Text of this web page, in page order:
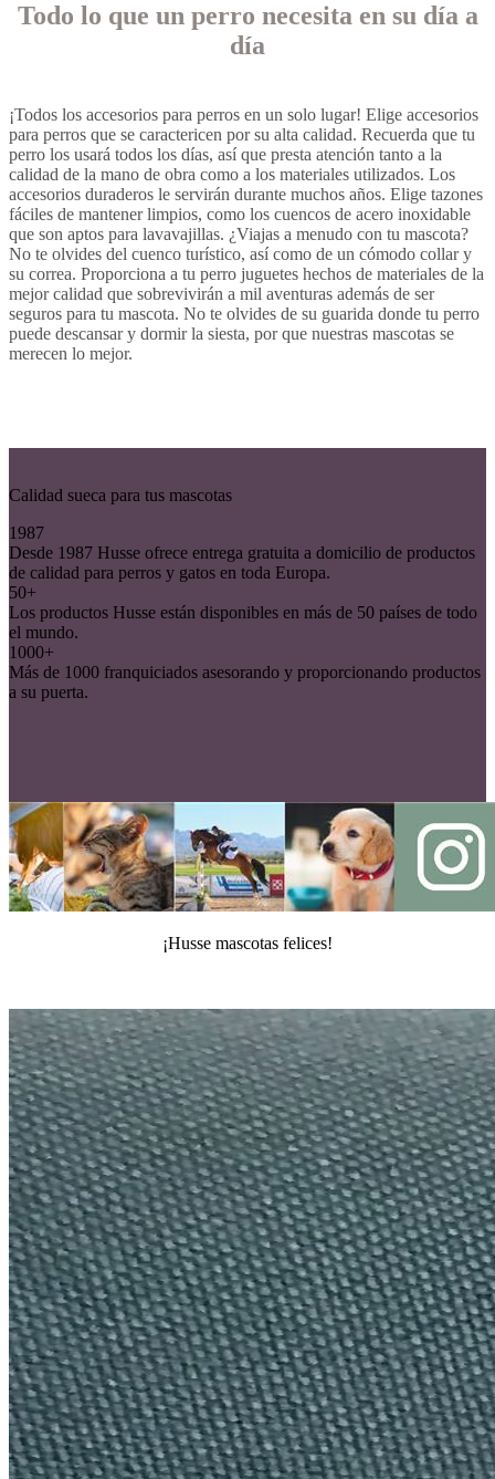
Todo lo que un perro necesita en su día a
día
¡Todos los accesorios para perros en un solo lugar! Elige accesorios
para perros que se caractericen por su alta calidad. Recuerda que tu
perro los usará todos los días, así que presta atención tanto a la
calidad de la mano de obra como a los materiales utilizados. Los
accesorios duraderos le servirán durante muchos años. Elige tazones
fáciles de mantener limpios, como los cuencos de acero inoxidable
que son aptos para lavavajillas. ¿Viajas a menudo con tu mascota?
No te olvides del cuenco turístico, así como de un cómodo collar y
su correa. Proporciona a tu perro juguetes hechos de materiales de la
mejor calidad que sobrevivirán a mil aventuras además de ser
seguros para tu mascota. No te olvides de su guarida donde tu perro
puede descansar y dormir la siesta, por que nuestras mascotas se
merecen lo mejor.
Calidad sueca para tus mascotas
1987
Desde 1987 Husse ofrece entrega gratuita a domicilio de productos
de calidad para perros y gatos en toda Europa.
50+
Los productos Husse están disponibles en más de 50 países de todo
el mundo.
1000+
Más de 1000 franquiciados asesorando y proporcionando productos
a su puerta.
¡Husse mascotas felices!